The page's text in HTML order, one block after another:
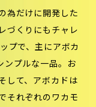
為だけに開発した
づくりにもチャレ
プで、主にアボカ
ンプルな一品。お
して、アボカドは
それぞれのワカモ